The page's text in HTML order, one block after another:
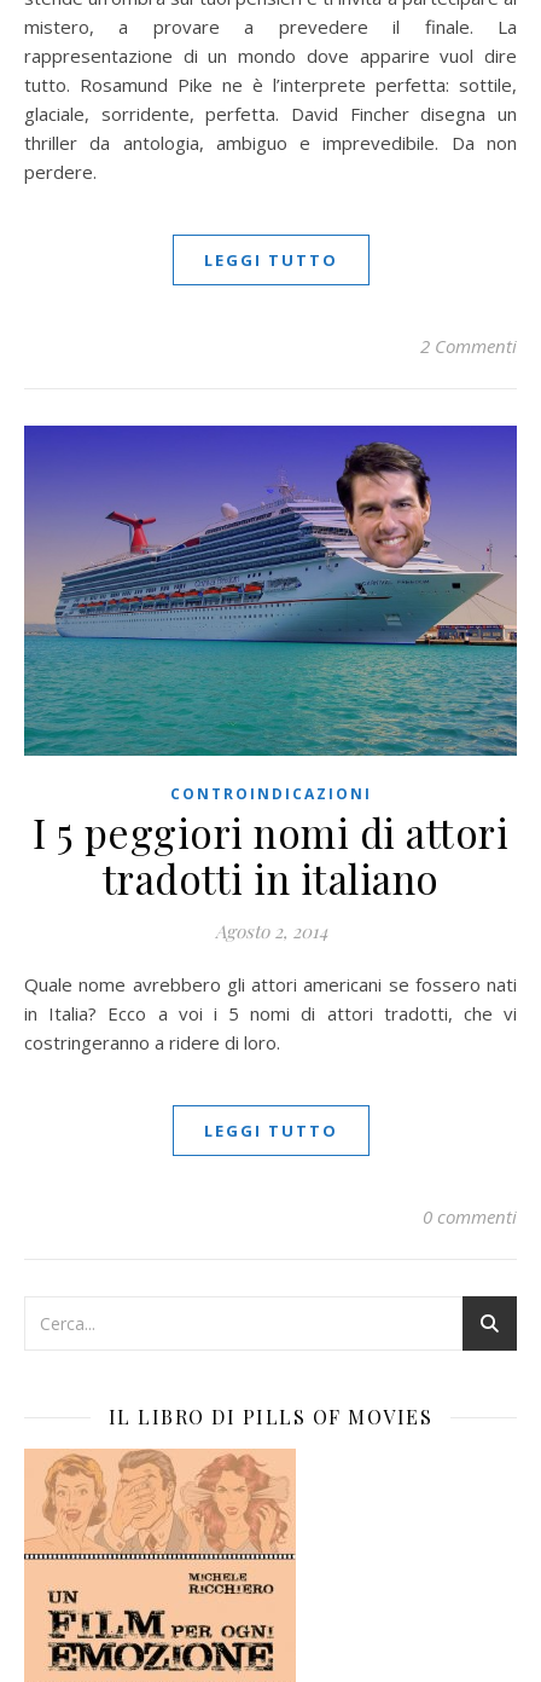
mistero, a provare a prevedere il finale. La
rappresentazione di un mondo dove apparire vuol dire
tutto. Rosamund Pike ne è l’interprete perfetta: sottile,
glaciale, sorridente, perfetta. David Fincher disegna un
thriller da antologia, ambiguo e imprevedibile. Da non
perdere.
LEGGI TUTTO
2 Commenti
CONTROINDICAZIONI
I 5 peggiori nomi di attori
tradotti in italiano
Agosto 2, 2014
Quale nome avrebbero gli attori americani se fossero nati
in Italia? Ecco a voi i 5 nomi di attori tradotti, che vi
costringeranno a ridere di loro.
LEGGI TUTTO
0 commenti
IL LIBRO DI PILLS OF MOVIES